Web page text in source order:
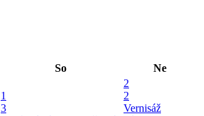
So Ne
1
3
2
2
Vernisáž